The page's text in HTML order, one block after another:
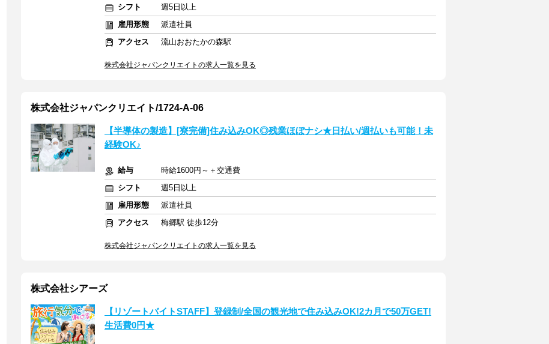
シフト
週5日以上
雇用形態
派遣社員
アクセス
流山おおたかの森駅
株式会社ジャパンクリエイトの求人一覧を見る
株式会社ジャパンクリエイト/1724-A-06
【半導体の製造】[寮完備]住み込みOK◎残業ほぼナシ★日払い/週払いも可能！未
経験OK♪
給与
時給1600円～＋交通費
シフト
週5日以上
雇用形態
派遣社員
アクセス
梅郷駅 徒歩12分
株式会社ジャパンクリエイトの求人一覧を見る
株式会社シアーズ
【リゾートバイトSTAFF】登録制/全国の観光地で住み込みOK!2カ月で50万GET!
生活費0円★